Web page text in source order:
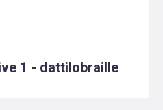
1 - dattilobraille